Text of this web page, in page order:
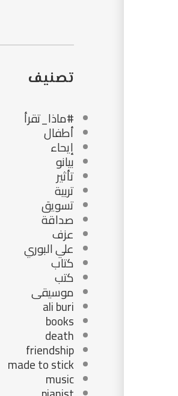
تصنيف
#ماذا_تقرأ
أطفال
إيحاء
بيانو
تأثير
تربية
تسويق
صداقة
عزف
علي البوري
كتاب
كتب
موسيقى
ali buri
books
death
friendship
made to stick
music